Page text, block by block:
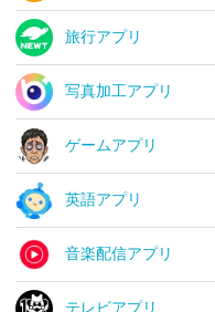
旅行アプリ
写真加工アプリ
ゲームアプリ
英語アプリ
音楽配信アプリ
テレビアプリ